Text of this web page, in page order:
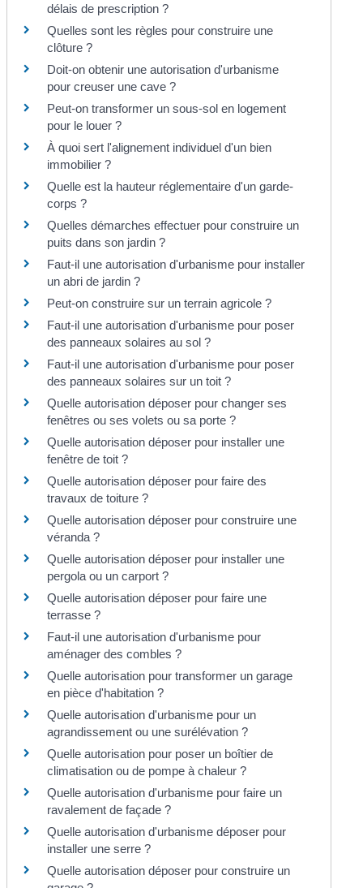
délais de prescription ?
Quelles sont les règles pour construire une
clôture ?
Doit-on obtenir une autorisation d'urbanisme
pour creuser une cave ?
Peut-on transformer un sous-sol en logement
pour le louer ?
À quoi sert l'alignement individuel d'un bien
immobilier ?
Quelle est la hauteur réglementaire d'un garde-
corps ?
Quelles démarches effectuer pour construire un
puits dans son jardin ?
Faut-il une autorisation d'urbanisme pour installer
un abri de jardin ?
Peut-on construire sur un terrain agricole ?
Faut-il une autorisation d'urbanisme pour poser
des panneaux solaires au sol ?
Faut-il une autorisation d'urbanisme pour poser
des panneaux solaires sur un toit ?
Quelle autorisation déposer pour changer ses
fenêtres ou ses volets ou sa porte ?
Quelle autorisation déposer pour installer une
fenêtre de toit ?
Quelle autorisation déposer pour faire des
travaux de toiture ?
Quelle autorisation déposer pour construire une
véranda ?
Quelle autorisation déposer pour installer une
pergola ou un carport ?
Quelle autorisation déposer pour faire une
terrasse ?
Faut-il une autorisation d'urbanisme pour
aménager des combles ?
Quelle autorisation pour transformer un garage
en pièce d'habitation ?
Quelle autorisation d'urbanisme pour un
agrandissement ou une surélévation ?
Quelle autorisation pour poser un boîtier de
climatisation ou de pompe à chaleur ?
Quelle autorisation d'urbanisme pour faire un
ravalement de façade ?
Quelle autorisation d'urbanisme déposer pour
installer une serre ?
Quelle autorisation déposer pour construire un